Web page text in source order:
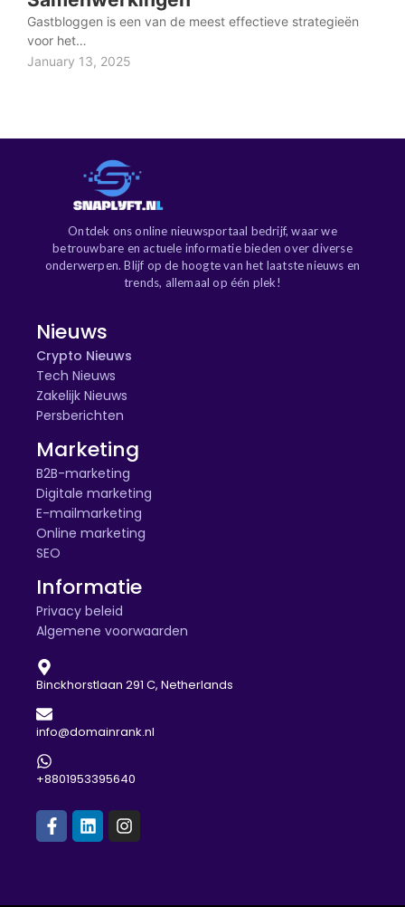
Gastbloggen is een van de meest effectieve strategieën
voor het…
January 13, 2025
Ontdek ons online nieuwsportaal bedrijf, waar we
betrouwbare en actuele informatie bieden over diverse
onderwerpen. Blijf op de hoogte van het laatste nieuws en
trends, allemaal op één plek!
Nieuws
Crypto Nieuws
Tech Nieuws
Zakelijk Nieuws
Persberichten
Marketing
B2B-marketing
Digitale marketing
E-mailmarketing
Online marketing
SEO
Informatie
Privacy beleid
Algemene voorwaarden
Binckhorstlaan 291 C, Netherlands
info@domainrank.nl
+8801953395640